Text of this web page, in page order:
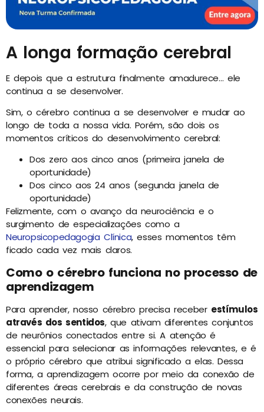
A longa formação cerebral
E depois que a estrutura finalmente amadurece… ele
continua a se desenvolver.
Sim, o cérebro continua a se desenvolver e mudar ao
longo de toda a nossa vida. Porém, são dois os
momentos críticos do desenvolvimento cerebral:
Dos zero aos cinco anos (primeira janela de
oportunidade)
Dos cinco aos 24 anos (segunda janela de
oportunidade)
Felizmente, com o avanço da neurociência e o
surgimento de especializações como a
Neuropsicopedagogia Clínica, esses momentos têm
ficado cada vez mais claros.
Como o cérebro funciona no processo de
aprendizagem
Para aprender, nosso cérebro precisa receber estímulos
através dos sentidos, que ativam diferentes conjuntos
de neurônios conectados entre si. A atenção é
essencial para selecionar as informações relevantes, e é
o próprio cérebro que atribui significado a elas. Dessa
forma, a aprendizagem ocorre por meio da conexão de
diferentes áreas cerebrais e da construção de novas
conexões neurais.